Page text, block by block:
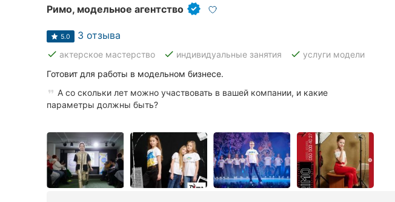
Чернигов
Черкассы
Черновцы
Ивано-Франковск
Римо, модельное агентство
5.0 3 отзыва
done актерское мастерство done индивидуальные занятия done услуги модели
Готовит для работы в модельном бизнесе.
А со скольки лет можно участвовать в вашей компании, и какие
параметры должны быть?